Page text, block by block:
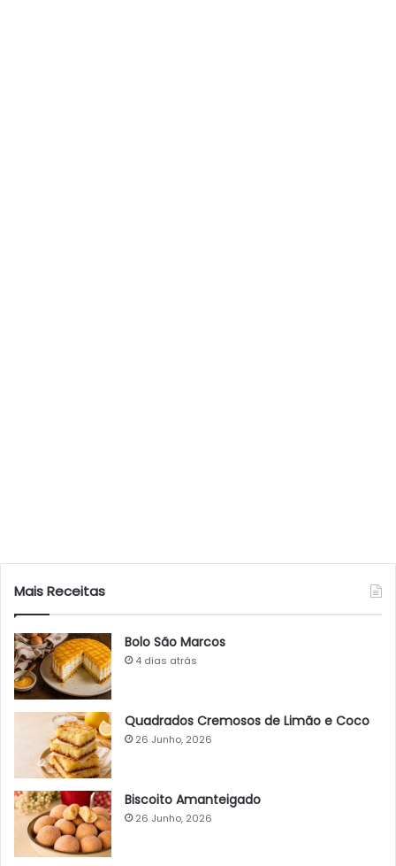
Mais Receitas
Bolo São Marcos
4 dias atrás
Quadrados Cremosos de Limão e Coco
26 Junho, 2026
Biscoito Amanteigado
26 Junho, 2026